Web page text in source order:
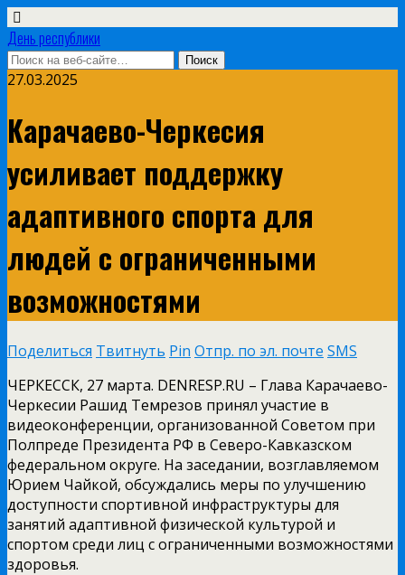
День республики
27.03.2025
Карачаево-Черкесия
усиливает поддержку
адаптивного спорта для
людей с ограниченными
возможностями
Поделиться Твитнуть Pin Отпр. по эл. почте SMS
ЧЕРКЕССК, 27 марта. DENRESP.RU – Глава Карачаево-
Черкесии Рашид Темрезов принял участие в
видеоконференции, организованной Советом при
Полпреде Президента РФ в Северо-Кавказском
федеральном округе. На заседании, возглавляемом
Юрием Чайкой, обсуждались меры по улучшению
доступности спортивной инфраструктуры для
занятий адаптивной физической культурой и
спортом среди лиц с ограниченными возможностями
здоровья.